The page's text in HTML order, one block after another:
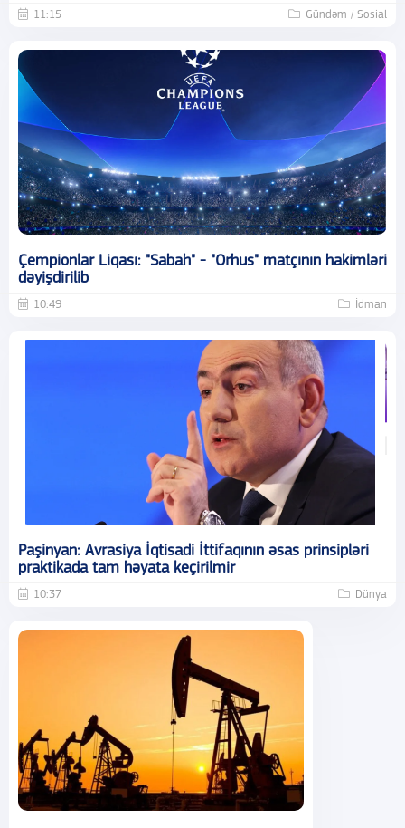
11:15 Gündəm / Sosial
Çempionlar Liqası: "Sabah" - "Orhus" matçının hakimləri
dəyişdirilib
10:49 İdman
Paşinyan: Avrasiya İqtisadi İttifaqının əsas prinsipləri
praktikada tam həyata keçirilmir
10:37 Dünya